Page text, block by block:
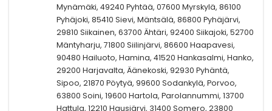
Mynämäki, 49240 Pyhtää, 07600 Myrskylä, 86100
Pyhäjoki, 85410 Sievi, Mäntsälä, 86800 Pyhäjärvi,
29810 Siikainen, 63700 Ähtäri, 92400 Siikajoki, 52700
Mäntyharju, 71800 Siilinjärvi, 86600 Haapavesi,
90480 Hailuoto, Hamina, 41520 Hankasalmi, Hanko,
29200 Harjavalta, Äänekoski, 92930 Pyhäntä,
Sipoo, 21870 Pöytyä, 99600 Sodankylä, Porvoo,
63800 Soini, 19600 Hartola, Parolannummi, 13700
Hattula, 12210 Hausjärvi, 31400 Somero, 23800